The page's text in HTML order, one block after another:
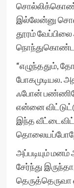
இல்லேன்னு
தூரம் வேப்பிலை
“எழுந்ததும்,
போகமுடியல.
ஃபோன்
என்னை
இந்த
அப்படியும்
சேர்ந்து